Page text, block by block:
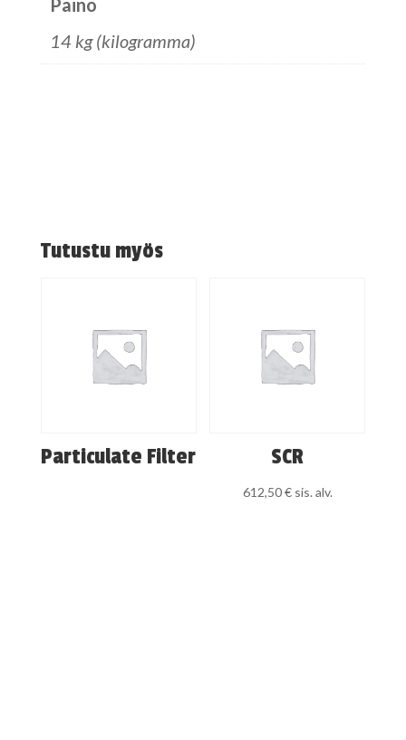
Paino
14 kg (kilogramma)
Tutustu myös
Particulate Filter SCR
612,50€ sis. alv.